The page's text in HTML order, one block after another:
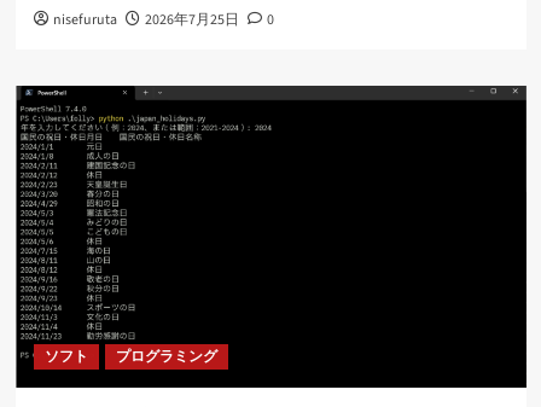
nisefuruta 2026年7月25日 0
ソフト プログラミング